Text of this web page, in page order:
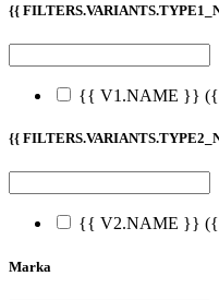
{{
{{ V1.NAME }}
{{
{{ V2.NAME }}
Marka